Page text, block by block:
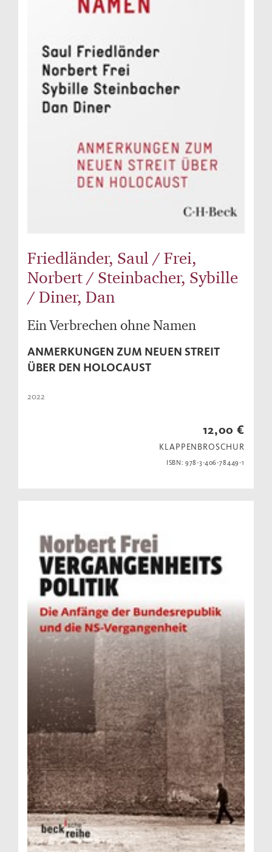
Friedländer, Saul / Frei,
Norbert / Steinbacher, Sybille
/ Diner, Dan
Ein Verbrechen ohne Namen
ANMERKUNGEN ZUM NEUEN STREIT
ÜBER DEN HOLOCAUST
2022
12,00 €
KLAPPENBROSCHUR
ISBN: 978-3-406-78449-1